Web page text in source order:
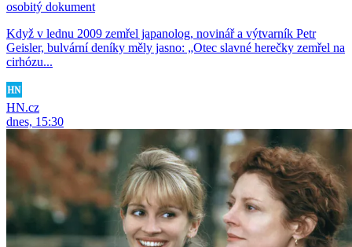
osobitý dokument
Když v lednu 2009 zemřel japanolog, novinář a výtvarník Petr
Geisler, bulvární deníky měly jasno: „Otec slavné herečky zemřel na
cirhózu...
HN.cz
dnes, 15:30